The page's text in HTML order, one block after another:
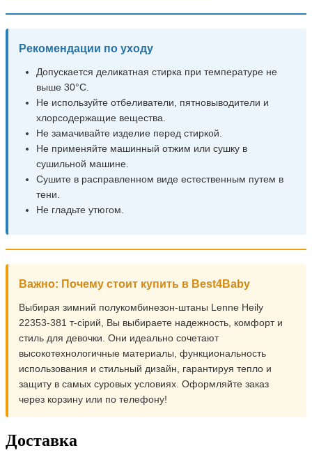
Рекомендации по уходу
Допускается деликатная стирка при температуре не
выше 30°C.
Не используйте отбеливатели, пятновыводители и
хлорсодержащие вещества.
Не замачивайте изделие перед стиркой.
Не применяйте машинный отжим или сушку в
сушильной машине.
Сушите в расправленном виде естественным путем в
тени.
Не гладьте утюгом.
Важно: Почему стоит купить в Best4Baby
Выбирая зимний полукомбинезон-штаны Lenne Heily
22353-381 т-сірий, Вы выбираете надежность, комфорт и
стиль для девочки. Они идеально сочетают
высокотехнологичные материалы, функциональность
использования и стильный дизайн, гарантируя тепло и
защиту в самых суровых условиях. Оформляйте заказ
через корзину или по телефону!
Доставка